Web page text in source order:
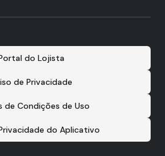
do Lojista
de Privacidade
de Condições de Uso
do Aplicativo